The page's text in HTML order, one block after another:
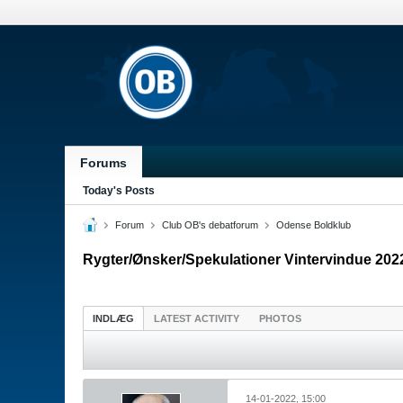
Forums
Today's Posts
Forum Club OB's debatforum Odense Boldklub
Rygter/Ønsker/Spekulationer Vintervindue
INDLÆG LATEST ACTIVITY PHOTOS
14-01-2022, 15:00